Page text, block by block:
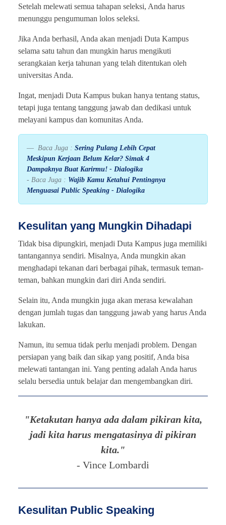
Setelah melewati semua tahapan seleksi, Anda harus
menunggu pengumuman lolos seleksi.
Jika Anda berhasil, Anda akan menjadi Duta Kampus
selama satu tahun dan mungkin harus mengikuti
serangkaian kerja tahunan yang telah ditentukan oleh
universitas Anda.
Ingat, menjadi Duta Kampus bukan hanya tentang status,
tetapi juga tentang tanggung jawab dan dedikasi untuk
melayani kampus dan komunitas Anda.
Baca Juga : Sering Pulang Lebih Cepat
Meskipun Kerjaan Belum Kelar? Simak 4
Dampaknya Buat Karirmu! - Dialogika
- Baca Juga : Wajib Kamu Ketahui Pentingnya
Menguasai Public Speaking - Dialogika
Kesulitan yang Mungkin Dihadapi
Tidak bisa dipungkiri, menjadi Duta Kampus juga memiliki
tantangannya sendiri. Misalnya, Anda mungkin akan
menghadapi tekanan dari berbagai pihak, termasuk teman-
teman, bahkan mungkin dari diri Anda sendiri.
Selain itu, Anda mungkin juga akan merasa kewalahan
dengan jumlah tugas dan tanggung jawab yang harus Anda
lakukan.
Namun, itu semua tidak perlu menjadi problem. Dengan
persiapan yang baik dan sikap yang positif, Anda bisa
melewati tantangan ini. Yang penting adalah Anda harus
selalu bersedia untuk belajar dan mengembangkan diri.
"Ketakutan hanya ada dalam pikiran kita,
jadi kita harus mengatasinya di pikiran
kita."
- Vince Lombardi
Kesulitan Public Speaking